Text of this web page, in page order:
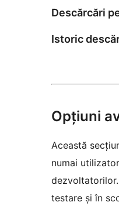
Descărcări
Istoric
Opțiuni
Această
numai
testare și în